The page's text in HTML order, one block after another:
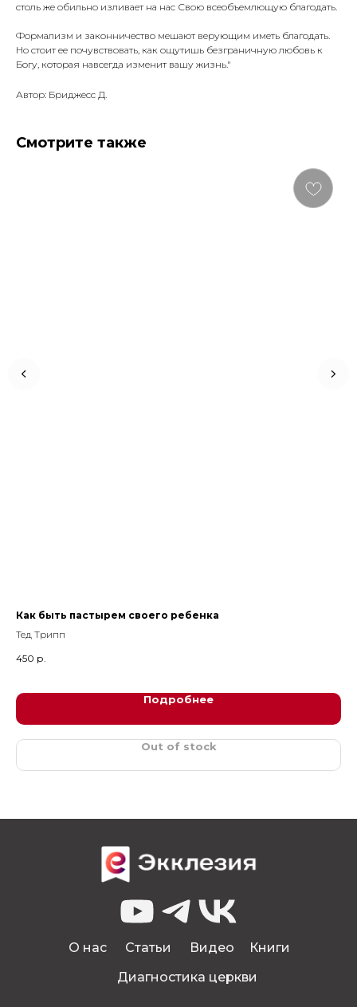
столь же обильно изливает на нас Свою всеобъемлющую благодать.
Формализм и законничество мешают верующим иметь благодать.
Но стоит ее почувствовать, как ощутишь безграничную любовь к
Богу, которая навсегда изменит вашу жизнь."
Автор: Бриджесс Д.
Смотрите также
Как быть пастырем своего ребенка
Тед Трипп
450 р.
Подробнее
Out of stock
О нас Статьи Видео
Книги
Диагностика церкви